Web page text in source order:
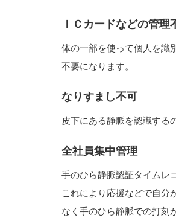
ＩＣカードなどの管理
体の一部を使って個人を識
不要になります。
なりすまし不可
皮下にある静脈を認識する
全社員集中管理
手のひら静脈認証タイムレ
これにより応援などで自分
なく手のひら静脈での打刻